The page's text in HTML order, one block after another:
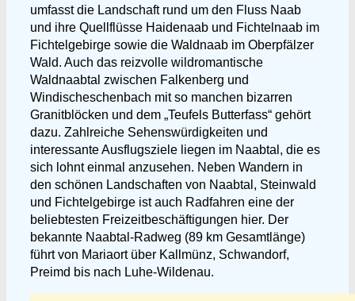
umfasst die Landschaft rund um den Fluss Naab
und ihre Quellflüsse Haidenaab und Fichtelnaab im
Fichtelgebirge sowie die Waldnaab im Oberpfälzer
Wald. Auch das reizvolle wildromantische
Waldnaabtal zwischen Falkenberg und
Windischeschenbach mit so manchen bizarren
Granitblöcken und dem „Teufels Butterfass“ gehört
dazu. Zahlreiche Sehenswürdigkeiten und
interessante Ausflugsziele liegen im Naabtal, die es
sich lohnt einmal anzusehen. Neben Wandern in
den schönen Landschaften von Naabtal, Steinwald
und Fichtelgebirge ist auch Radfahren eine der
beliebtesten Freizeitbeschäftigungen hier. Der
bekannte Naabtal-Radweg (89 km Gesamtlänge)
führt von Mariaort über Kallmünz, Schwandorf,
Preimd bis nach Luhe-Wildenau.